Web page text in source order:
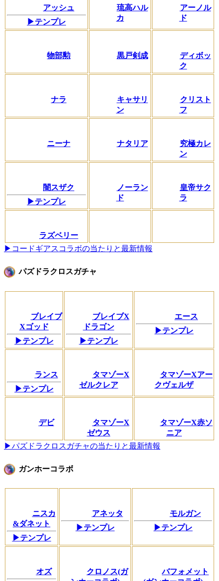
アッシュ
▶テンプレ
琉高ハル
カ
アーノル
ド
物部勲 黒戸剣成
ディボッ
ク
ナラ
キャサリ
ン
クリスト
フ
ニーナ ナタリア
究極カレ
ン
闇スザク
▶テンプレ
ノーラン
ド
皇帝サク
ラ
ラズベリー
▶コードギアスコラボの当たりと最新情報
パズドラクロスガチャ
ブレイブ
Xゴッド
▶テンプレ
ブレイブX
ドラゴン
▶テンプレ
エース
▶テンプレ
ランス
▶テンプレ
タマゾーX
ゼルクレア
タマゾーXアー
クヴェルザ
デビ
タマゾーX
ゼウス
タマゾーX赤ソ
ニア
▶パズドラクロスガチャの当たりと最新情報
ガンホーコラボ
ニスカ
&ダネット
▶テンプレ
アネッタ
▶テンプレ
モルガン
▶テンプレ
オズ
クロノス(ガ
バフォメット